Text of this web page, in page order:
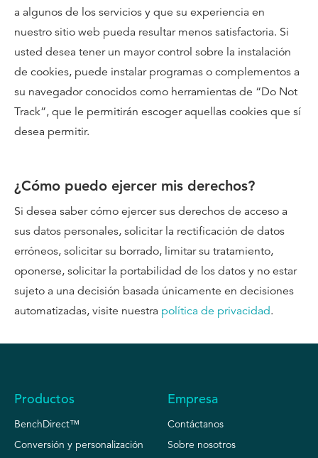
a algunos de los servicios y que su experiencia en
nuestro sitio web pueda resultar menos satisfactoria. Si
usted desea tener un mayor control sobre la instalación
de cookies, puede instalar programas o complementos a
su navegador conocidos como herramientas de “Do Not
Track”, que le permitirán escoger aquellas cookies que sí
desea permitir.
¿Cómo puedo ejercer mis derechos?
Si desea saber cómo ejercer sus derechos de acceso a
sus datos personales, solicitar la rectificación de datos
erróneos, solicitar su borrado, limitar su tratamiento,
oponerse, solicitar la portabilidad de los datos y no estar
sujeto a una decisión basada únicamente en decisiones
automatizadas, visite nuestra política de privacidad.
Productos
BenchDirect™
Conversión y personalización
Empresa
Contáctanos
Sobre nosotros